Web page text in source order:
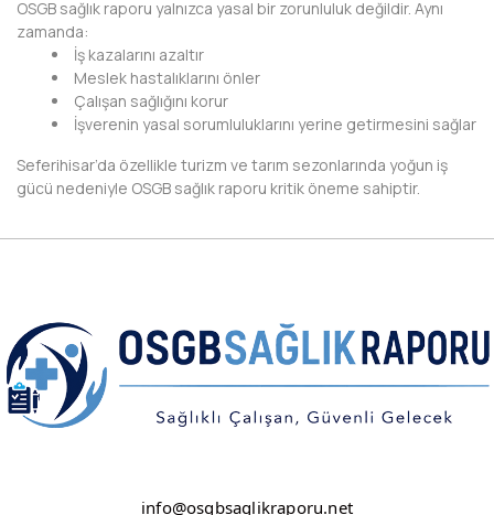
HAKKARİ
HATAY
IĞDIR
ISPARTA
KARS
KASTAMONU
OSGB sağlık raporu yalnızca yasal bir zorunluluk değildir. Aynı
zamanda:
İş kazalarını azaltır
Meslek hastalıklarını önler
Çalışan sağlığını korur
İşverenin yasal sorumluluklarını yerine getirmesini sağlar
Seferihisar’da özellikle turizm ve tarım sezonlarında yoğun iş
gücü nedeniyle OSGB sağlık raporu kritik öneme sahiptir.
info@osgbsaglikraporu.net